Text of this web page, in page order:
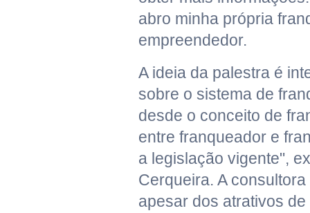
abro minha própria
empreendedor.
A ideia da palestra é
sobre o sistema de
desde o conceito de
entre franqueador e
a legislação vigente",
Cerqueira. A
apesar dos atrativos